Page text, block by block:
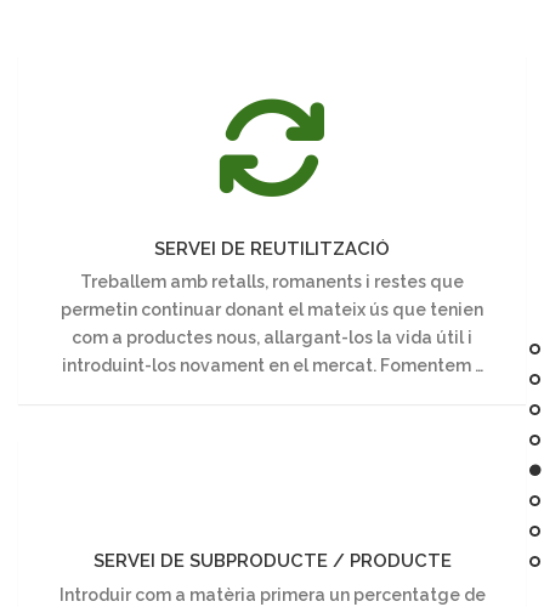
SERVEI DE REUTILITZACIÓ
Treballem amb retalls, romanents i restes que
permetin continuar donant el mateix ús que tenien
com a productes nous, allargant-los la vida útil i
introduint-los novament en el mercat. Fomentem …
SUBPRODUCTE
SERVEI DE SUBPRODUCTE / PRODUCTE
Introduir com a matèria primera un percentatge de